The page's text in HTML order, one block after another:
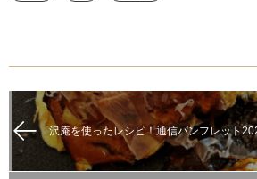
沢庵を使ったレシピ！通信パンフレット